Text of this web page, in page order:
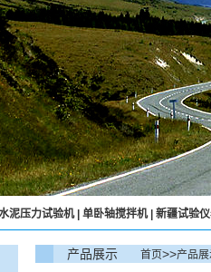
泥压力试验机| 单卧轴搅拌机| 新疆试验
产品展示 首页>>产品展